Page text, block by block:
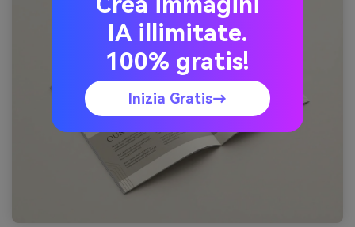
IA illimitate.
100% gratis!
Inizia Gratis→